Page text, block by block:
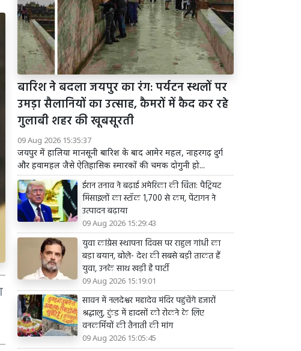
बारिश ने बदला जयपुर का रंग: पर्यटन स्थलों पर
उमड़ा सैलानियों का उत्साह, कैमरों में कैद कर रहे
गुलाबी शहर की खूबसूरती
09 Aug 2026 15:35:37
जयपुर में हालिया मानसूनी बारिश के बाद आमेर महल, नाहरगढ़ दुर्ग
और हवामहल जैसे ऐतिहासिक स्मारकों की चमक दोगुनी हो...
ईरान तनाव ने बढ़ाई अमेरिका की चिंता: पैट्रियट
मिसाइलों का स्टॉक 1,700 से कम, पेंटागन ने
उत्पादन बढ़ाया
09 Aug 2026 15:29:43
युवा कांग्रेस स्थापना दिवस पर राहुल गांधी का
बड़ा बयान, बोले- देश की सबसे बड़ी ताकत हैं
युवा, उनके साथ खड़ी है पार्टी
09 Aug 2026 15:19:01
सावन में नलदेश्वर महादेव मंदिर पहुंचेंगे हजारों
श्रद्धालु, कुंड में हादसों को रोकने के लिए
वनकर्मियों की तैनाती की मांग
09 Aug 2026 15:05:45